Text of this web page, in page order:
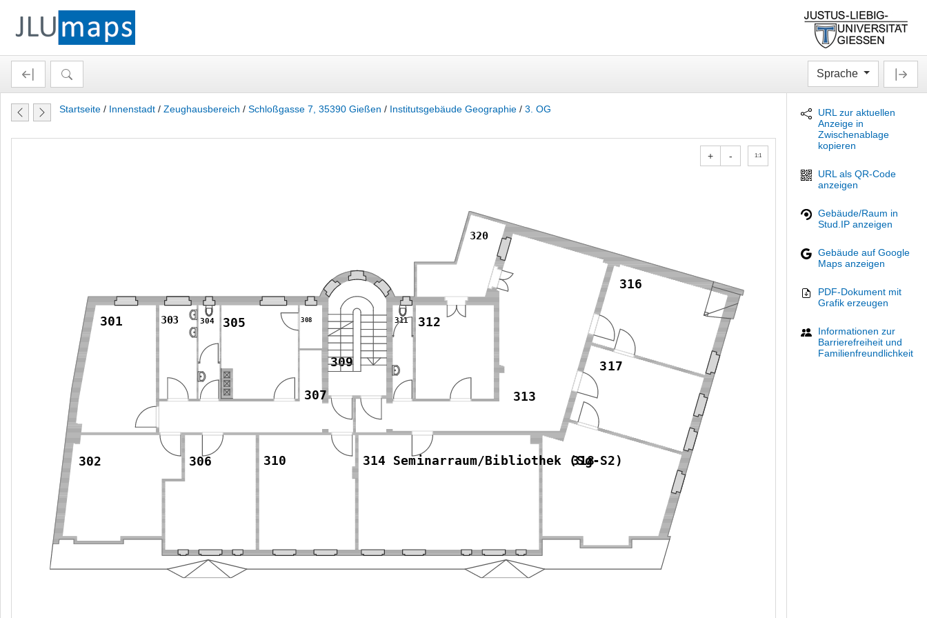
Sprache
Startseite / Innenstadt / Zeughausbereich / Schloßgasse 7, 35390 Gießen / Institutsgebäude Geographie / 3. OG
318
314 Seminarraum/Bibliothek (Sg-S2)
312
310
306
313
307
311
309
303 308
316
304
317
301
302
305
320
+ - 1:1
URL zur aktuellen
Anzeige in
Zwischenablage
kopieren
URL als QR-Code
anzeigen
Gebäude/Raum in
Stud.IP anzeigen
Gebäude auf Google
Maps anzeigen
PDF-Dokument mit
Grafik erzeugen
Informationen zur
Barrierefreiheit und
Familienfreundlichkeit